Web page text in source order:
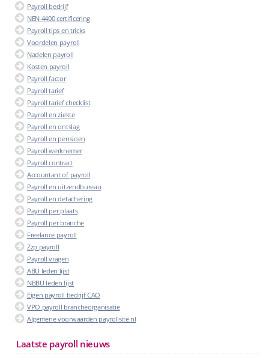
Payroll bedrijf
NEN 4400 certificering
Payroll tips en tricks
Voordelen payroll
Nadelen payroll
Kosten payroll
Payroll factor
Payroll tarief
Payroll tarief checklist
Payroll en ziekte
Payroll en ontslag
Payroll en pensioen
Payroll werknemer
Payroll contract
Accountant of payroll
Payroll en uitzendbureau
Payroll en detachering
Payroll per plaats
Payroll per branche
Freelance payroll
Zzp payroll
Payroll vragen
ABU leden lijst
NBBU leden lijst
Eigen payroll bedrijf CAO
VPO payroll brancheorganisatie
Algemene voorwaarden payrollsite.nl
Laatste payroll nieuws